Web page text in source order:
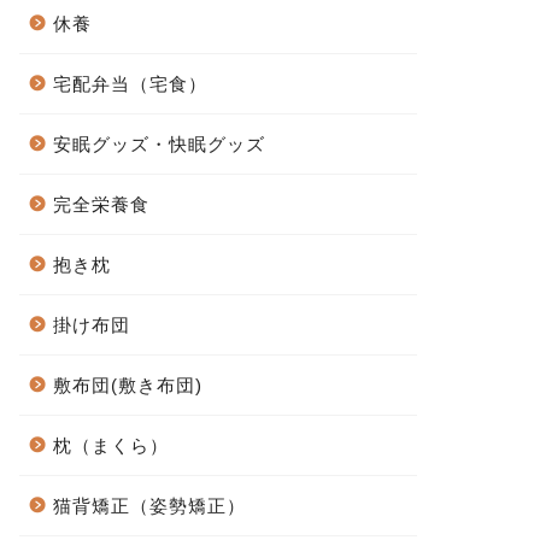
休養
宅配弁当（宅食）
安眠グッズ・快眠グッズ
完全栄養食
抱き枕
掛け布団
敷布団(敷き布団)
枕（まくら）
猫背矯正（姿勢矯正）